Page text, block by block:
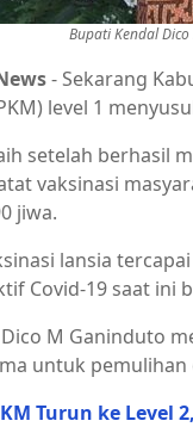
Bupati Kendal
- Sekarang
level 1
setelah berhasil
vaksinasi
jiwa.
lansia
Covid-19 saat ini
M Ganinduto
untuk
Turun ke Level